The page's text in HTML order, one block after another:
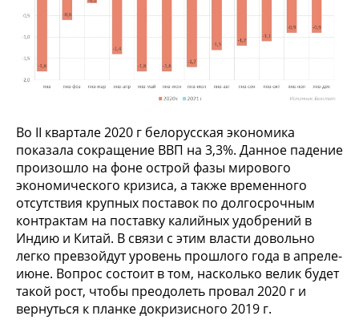
Во II квартале 2020 г белорусская экономика
показала сокращение ВВП на 3,3%. Данное падение
произошло на фоне острой фазы мирового
экономического кризиса, а также временного
отсутствия крупных поставок по долгосрочным
контрактам на поставку калийных удобрений в
Индию и Китай. В связи с этим власти довольно
легко превзойдут уровень прошлого года в апреле-
июне. Вопрос состоит в том, насколько велик будет
такой рост, чтобы преодолеть провал 2020 г и
вернуться к планке докризисного 2019 г.